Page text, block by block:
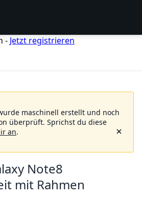
- Jetzt registrieren
maschinell erstellt und noch
überprüft. Sprichst du diese
an.
Note8
mit Rahmen